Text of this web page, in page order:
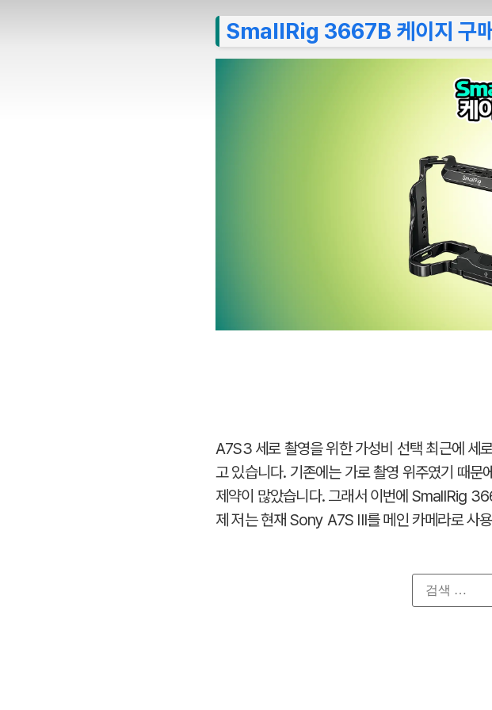
SmallRig 3667B 케이지 구
A7S3 세로 촬영을 위한 가성비 선택 최근에 세
고 있습니다. 기존에는 가로 촬영 위주였기 때
제약이 많았습니다. 그래서 이번에 SmallRig
제 저는 현재 Sony A7S III를 메인 카메라로 사
검
색: